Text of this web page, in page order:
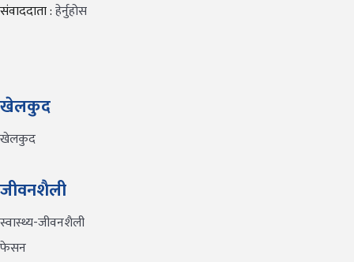
संवाददाता :हेर्नुहोस
खेलकुद
खेलकुद
जीवनशैली
स्वास्थ्य-जीवनशैली
फेसन